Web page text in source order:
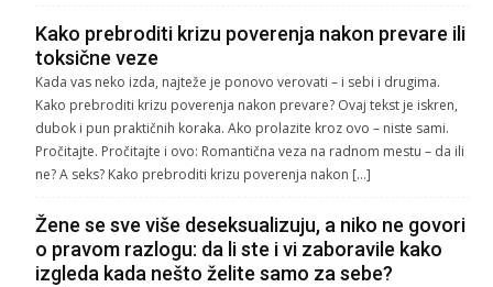
Kako prebroditi krizu poverenja nakon prevare ili
toksične veze
Kada vas neko izda, najteže je ponovo verovati – i sebi i drugima.
Kako prebroditi krizu poverenja nakon prevare? Ovaj tekst je iskren,
dubok i pun praktičnih koraka. Ako prolazite kroz ovo – niste sami.
Pročitajte. Pročitajte i ovo: Romantična veza na radnom mestu – da ili
ne? A seks? Kako prebroditi krizu poverenja nakon […]
Žene se sve više deseksualizuju, a niko ne govori
o pravom razlogu: da li ste i vi zaboravile kako
izgleda kada nešto želite samo za sebe?